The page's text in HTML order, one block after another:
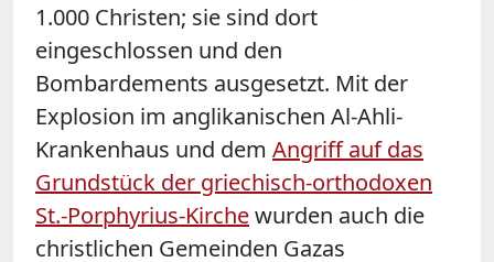
1.000 Christen; sie sind dort
eingeschlossen und den
Bombardements ausgesetzt. Mit der
Explosion im anglikanischen Al-Ahli-
Krankenhaus und dem Angriff auf das
Grundstück der griechisch-orthodoxen
St.-Porphyrius-Kirchewurden auch die
christlichen Gemeinden Gazas